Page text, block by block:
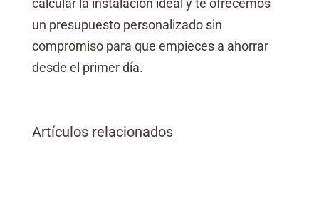
calcular la instalación ideal y te ofrecemos
un presupuesto personalizado sin
compromiso para que empieces a ahorrar
desde el primer día.
Artículos relacionados